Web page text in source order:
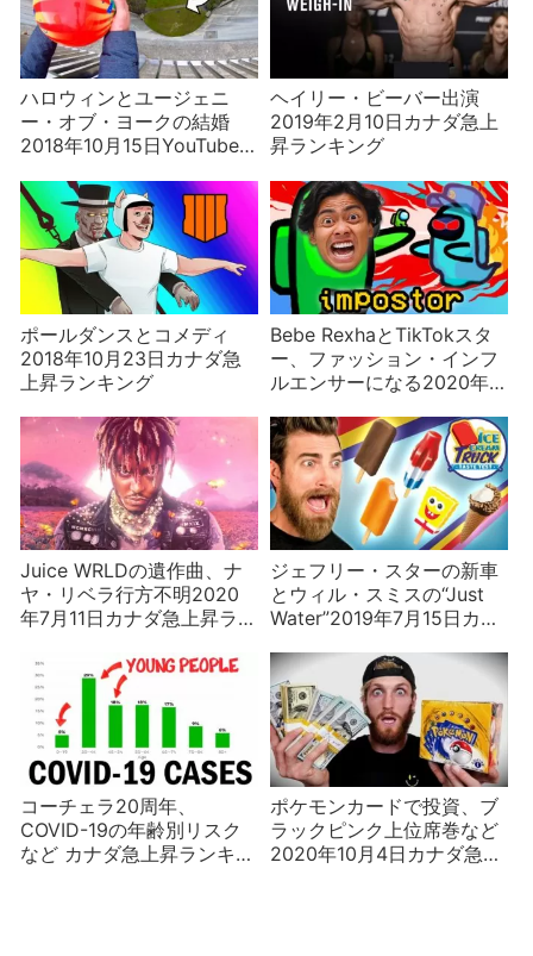
ハロウィンとユージェニ
ー・オブ・ヨークの結婚
2018年10月15日YouTube
ヘイリー・ビーバー出演
2019年2月10日カナダ急上
昇ランキング
ポールダンスとコメディ
2018年10月23日カナダ急
上昇ランキング
Bebe RexhaとTikTokスタ
ー、ファッション・インフ
ルエンサーになる2020年
キング
Juice WRLDの遺作曲、ナ
ヤ・リベラ行方不明2020
年7月11日カナダ急上昇ラン
ジェフリー・スターの新車
とウィル・スミスの“Just
Water”2019年7月15日カナ
コーチェラ20周年、
COVID-19の年齢別リスク
など カナダ急上昇ランキン
ポケモンカードで投資、ブ
ラックピンク上位席巻など
2020年10月4日カナダ急上